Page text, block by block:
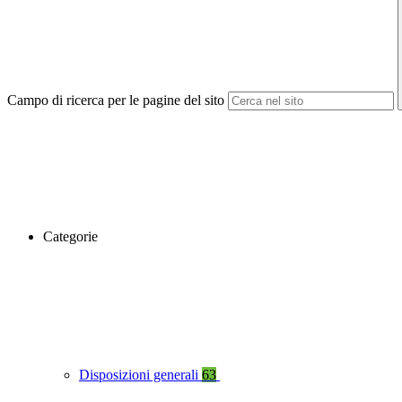
Campo di ricerca per le pagine del sito
Categorie
Disposizioni generali 63